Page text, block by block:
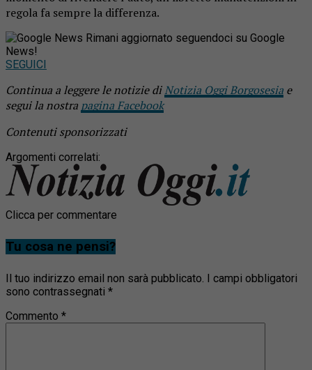
regola fa sempre la differenza.
Rimani aggiornato seguendoci su Google
News!
SEGUICI
Continua a leggere le notizie diNotizia Oggi Borgosesia e
segui la nostra pagina Facebook
Contenuti sponsorizzati
Argomenti correlati:
Clicca per commentare
Tu cosa ne pensi?
Il tuo indirizzo email non sarà pubblicato. I campi obbligatori
sono contrassegnati *
Commento *